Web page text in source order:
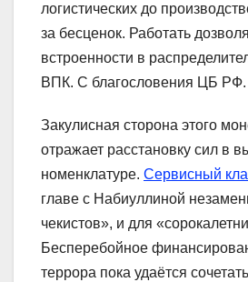
логистических до
за бесценок. Работать
встроенности в
ВПК. С благословения ЦБ РФ.
Закулисная сторона этого
отражает расстановку сил в
номенклатуре. Сервисный
главе с Набиуллиной
чекистов», и для
Бесперебойное
террора пока удаётся